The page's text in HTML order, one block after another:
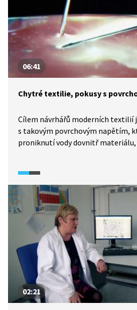
06:41
Chytré textilie, pokusy s
Cílem návrhářů moderních textilií
s takovým povrchovým napětím,
proniknutí vody dovnitř materiálu,
polymeru polytetrafluorethylénu.
pórovitou strukturu, která
páry ven a zároveň zabraňuje
02:21